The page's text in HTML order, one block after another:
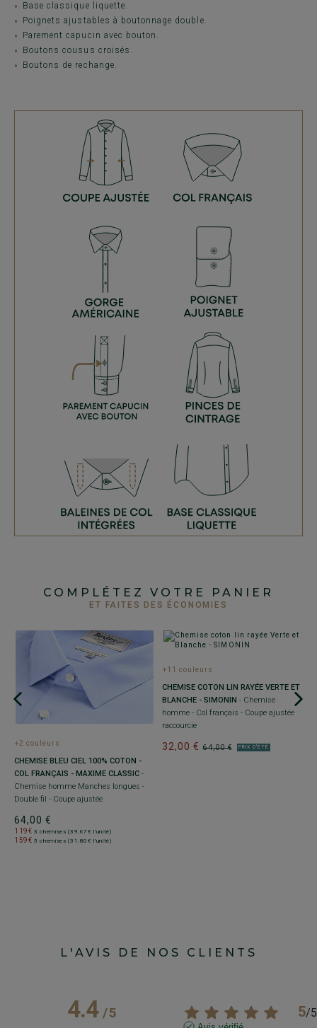
Base classique liquette.
Poignets ajustables à boutonnage double.
Parement capucin avec bouton.
Boutons cousus croisés.
Boutons de rechange.
COMPLÉTEZ VOTRE PANIER
ET FAITES DES ÉCONOMIES
+2 couleurs
CHEMISE BLEU CIEL 100% COTON -
COL FRANÇAIS - MAXIME CLASSIC -
Chemise homme Manches longues -
Double fil - Coupe ajustée
64,00 €
119€ 3 chemises (39.67€ l'unité)
159€ 5 chemises (31.80€ l'unité)
+11 couleurs
CHEMISE COTON LIN RAYÉE VERTE ET
BLANCHE - SIMONIN - Chemise
homme - Col français - Coupe ajustée
raccourcie
64,00 €
32,00 € PRIX D'ÉTÉ
L'AVIS DE NOS CLIENTS
4.4/5 5/5